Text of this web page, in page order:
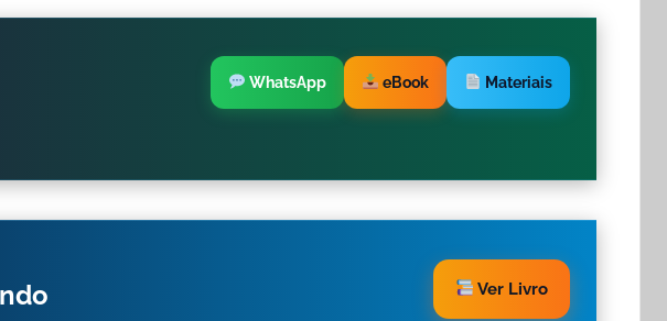
WhatsApp eBook Materiais
Ver Livro